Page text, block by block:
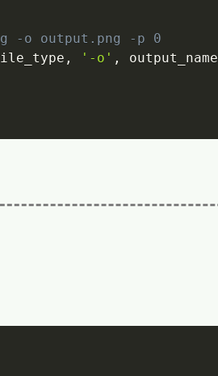
-o output.png -p 0
, '-o' , output_name